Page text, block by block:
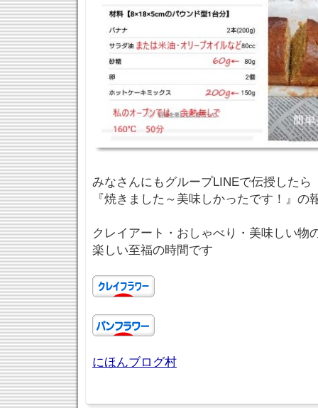
みなさんにもグループLINEで伝授した
『焼きました～美味しかったです！』の
クレイアート・おしゃべり・美味しい物
楽しい至福の時間です
にほんブログ村